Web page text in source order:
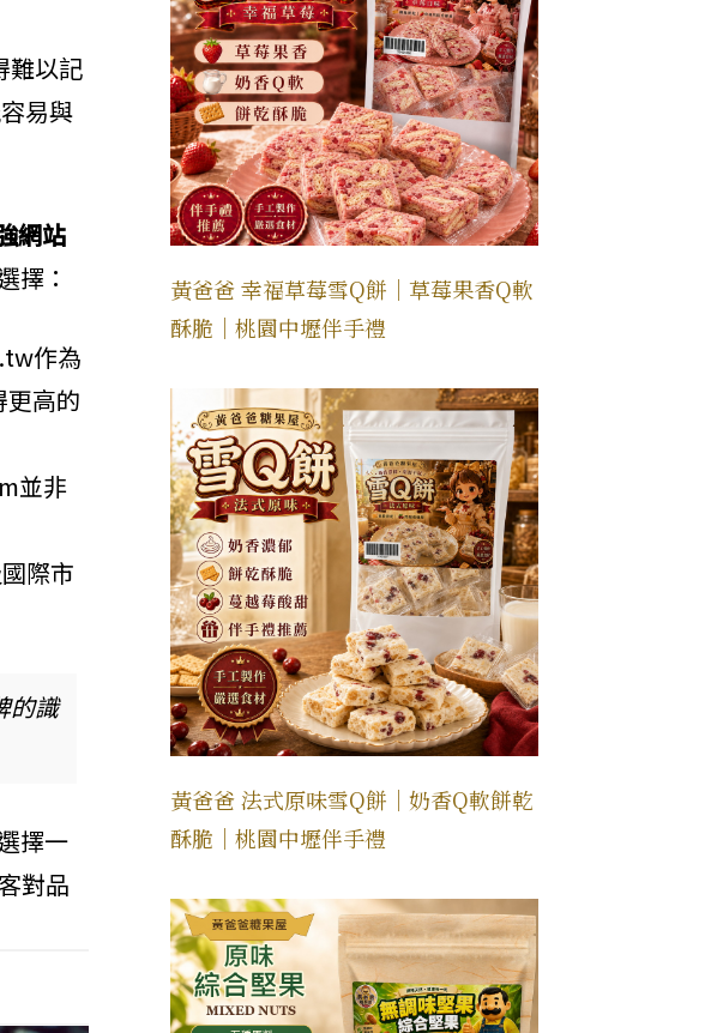
難以記
易與
網站
擇：
作為
高的
並非
際市
的識
擇一
對品
黃爸爸 幸福草莓雪Q餅｜草莓果香Q軟
酥脆｜桃園中壢伴手禮
黃爸爸 法式原味雪Q餅｜奶香Q軟餅乾
酥脆｜桃園中壢伴手禮